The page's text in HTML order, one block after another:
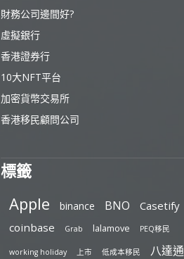
財務公司邊間好?
虛擬銀行
香港證券行
10大NFT平台
加密貨幣交易所
香港移民顧問公司
標籤
Apple binance BNO
Casetify
coinbase
Grab lalamove PEQ移民
working holiday 上市 低成本移民 八達通